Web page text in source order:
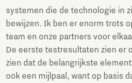
systemen die de technologie in
bewijzen. Ik ben er enorm trots
team en onze partners voor
De eerste testresultaten zien er
zien dat de belangrijkste
ook een mijlpaal, want op basis